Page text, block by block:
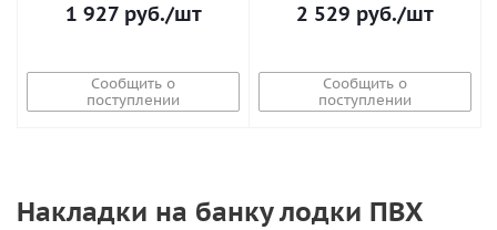
1 927руб./шт
Сообщить о
поступлении
2 529 руб./шт
Сообщить о
поступлении
Накладки на банку лодки ПВХ